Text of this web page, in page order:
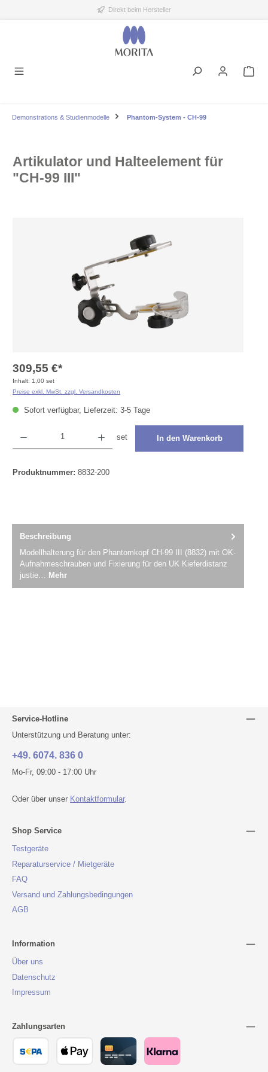
Direkt beim Hersteller
Demonstrations & Studienmodelle Phantom-System - CH-99
Artikulator und Halteelement für
"CH-99 III"
309,55 €*
Inhalt: 1,00 set
Preise exkl. MwSt. zzgl. Versandkosten
Sofort verfügbar, Lieferzeit: 3-5 Tage
set In den Warenkorb
Produktnummer: 8832-200
Beschreibung
Modellhalterung für den Phantomkopf CH-99 III (8832) mit OK-
Aufnahmeschrauben und Fixierung für den UK Kieferdistanz
justie… Mehr
Service-Hotline
Unterstützung und Beratung unter:
+49. 6074. 836 0
Mo-Fr, 09:00 - 17:00 Uhr
Oder über unser Kontaktformular.
Shop Service
Testgeräte
Reparaturservice / Mietgeräte
FAQ
Versand und Zahlungsbedingungen
AGB
Information
Über uns
Datenschutz
Impressum
Zahlungsarten